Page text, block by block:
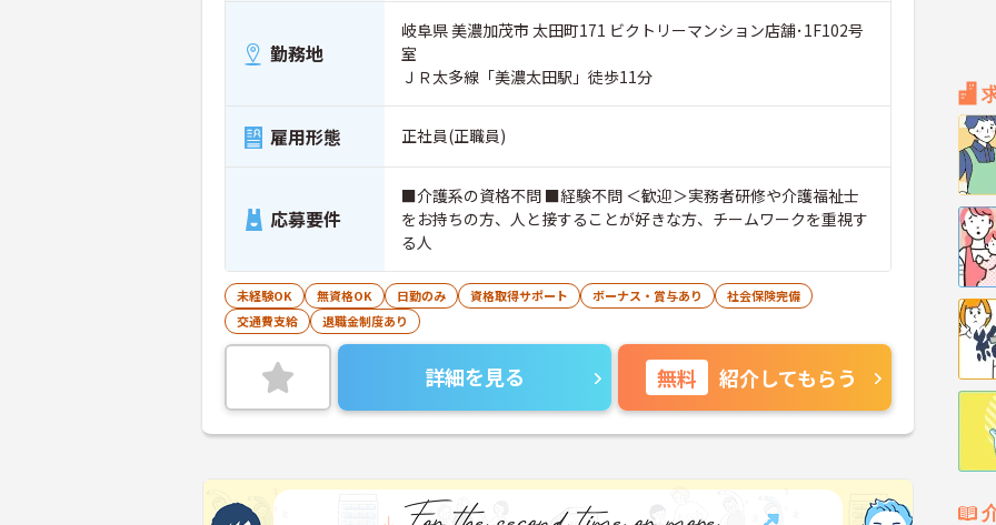
勤務地
岐阜県 美濃加茂市 太田町171 ビクトリーマンション店舗･1F102号
室
ＪＲ太多線「美濃太田駅」徒歩11分
雇用形態 正社員(正職員)
応募要件
■介護系の資格不問 ■経験不問 ＜歓迎＞実務者研修や介護福祉士
をお持ちの方、人と接することが好きな方、チームワークを重視す
る人
未経験OK 無資格OK 日勤のみ 資格取得サポート ボーナス・賞与あり
社会保険完備
交通費支給
退職金制度あり
詳細を見る 無料 紹介してもらう